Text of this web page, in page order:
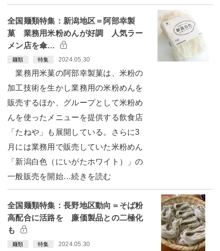
全国麺類特集：新潟地区＝阿部幸製
菓 業務用米粉めんが好調 人気ラー
メン店を傘…
麺類 特集 2024.05.30
業務用米菓の阿部幸製菓は、米粉の
加工技術を生かし業務用の米粉めんを
販売するほか、グループとして米粉め
んを使ったメニューを提供する飲食店
「たねや」も展開している。さらに3
月には業務用で販売していた米粉めん
「新潟白色（にいがたホワイト）」の
一般販売を開始…続きを読む
全国麺類特集：長野地区動向＝そば粉
高配合に活路を 廉価製品との二極化
も
麺類 特集 2024.05.30